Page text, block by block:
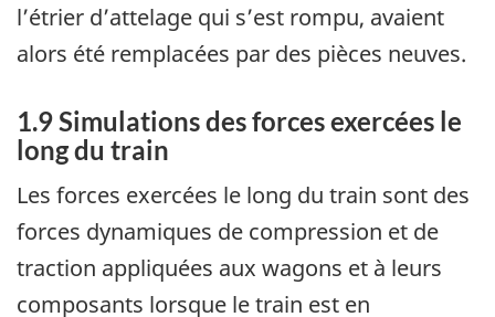
l’étrier d’attelage qui s’est rompu, avaient
alors été remplacées par des pièces neuves.
1.9Simulations des forces exercées le
long du train
Les forces exercées le long du train sont des
forces dynamiques de compression et de
traction appliquées aux wagons et à leurs
composants lorsque le train est en